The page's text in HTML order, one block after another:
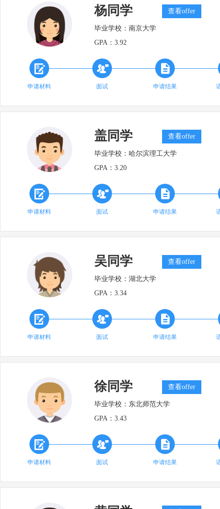
杨同学 查看offer
毕业学校： 南京大学
GPA： 3.92

申请材料

面试

申请结果
盖同学 查看offer
毕业学校： 哈尔滨理工大学
GPA： 3.20

申请材料

面试

申请结果
吴同学 查看offer
毕业学校： 湖北大学
GPA： 3.34

申请材料

面试

申请结果
徐同学 查看offer
毕业学校： 东北师范大学
GPA： 3.43

申请材料

面试

申请结果